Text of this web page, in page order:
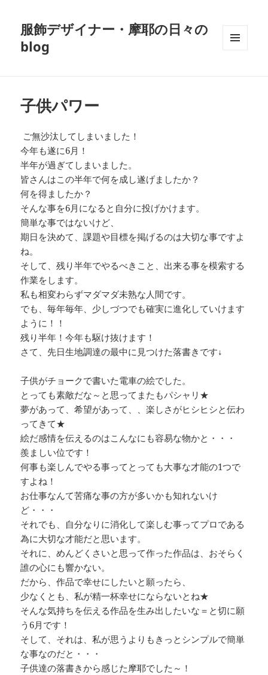
服飾デザイナー・摩耶の日々の
blog
子供パワー
ご無沙汰してしまいました！
今年も遂に6月！
半年が過ぎてしまいました。
皆さんはこの半年で何を成し遂げましたか？
何を得ましたか？
そんな事を6月になると自分に投げかけます。
簡単な事ではないけど、
期日を決めて、課題や目標を掲げるのは大切な事ですよ
ね。
そして、残り半年でやるべきこと、出来る事を模索する
作業をします。
私も相変わらずマダマダ未熟な人間です。
でも、毎年毎年、少しづつでも確実に進化していけます
ように！！
残り半年！今年も駆け抜けます！
さて、先日生地調達の最中に見つけた落書きです↓
子供がチョークで書いた電車の絵でした。
とっても素敵だな～と思ってまたもパシャリ★
夢があって、希望があって、、楽しさがヒシヒシと伝わ
ってきて★
絵だ感情を伝えるのはこんなにも容易な物かと・・・
羨ましい位です！
何事も楽しんでやる事ってとっても大事な才能の1つで
すよね！
お仕事なんて苦痛な事の方が多いかも知れないけ
ど・・・
それでも、自分なりに消化して楽しむ事ってプロである
為に大切な才能だと思います。
それに、めんどくさいと思って作った作品は、おそらく
誰の心にも響かない。
だから、作品で幸せにしたいと願ったら、
少なくとも、私が精一杯幸せにならないとね★
そんな気持ちを伝える作品を生み出したいな＝と切に願
う6月です！
そして、それは、私が思うよりもきっとシンプルで簡単
な事なのだと・・・
子供達の落書きから感じた摩耶でした～！